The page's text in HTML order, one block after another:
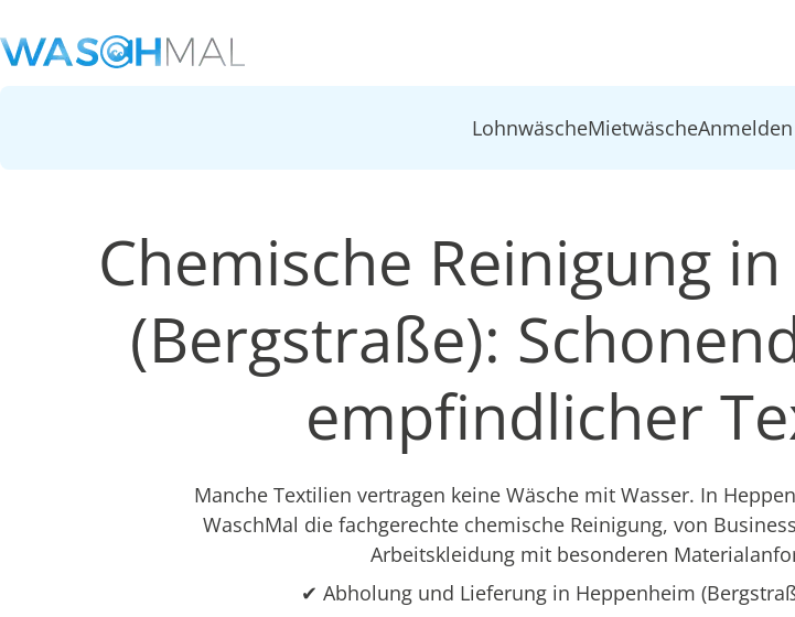
LohnwäscheMietwäscheAnmelden
Chemische Reinigung
(Bergstraße):
empfindlicher
Manche Textilien vertragen keine Wäsche mit Wasser. In
WaschMal die fachgerechte chemische Reinigung, von
Arbeitskleidung mit besonderen
✔ Abholung und Lieferung in Heppenheim